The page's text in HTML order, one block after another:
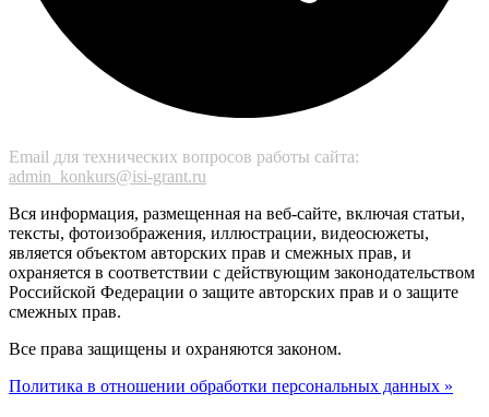
Email для технических вопросов работы сайта:
admin_konkurs@isi-grant.ru
Вся информация, размещенная на веб-сайте, включая статьи,
тексты, фотоизображения, иллюстрации, видеосюжеты,
является объектом авторских прав и смежных прав, и
охраняется в соответствии с действующим законодательством
Российской Федерации о защите авторских прав и о защите
смежных прав.
Все права защищены и охраняются законом.
Политика в отношении обработки персональных данных »